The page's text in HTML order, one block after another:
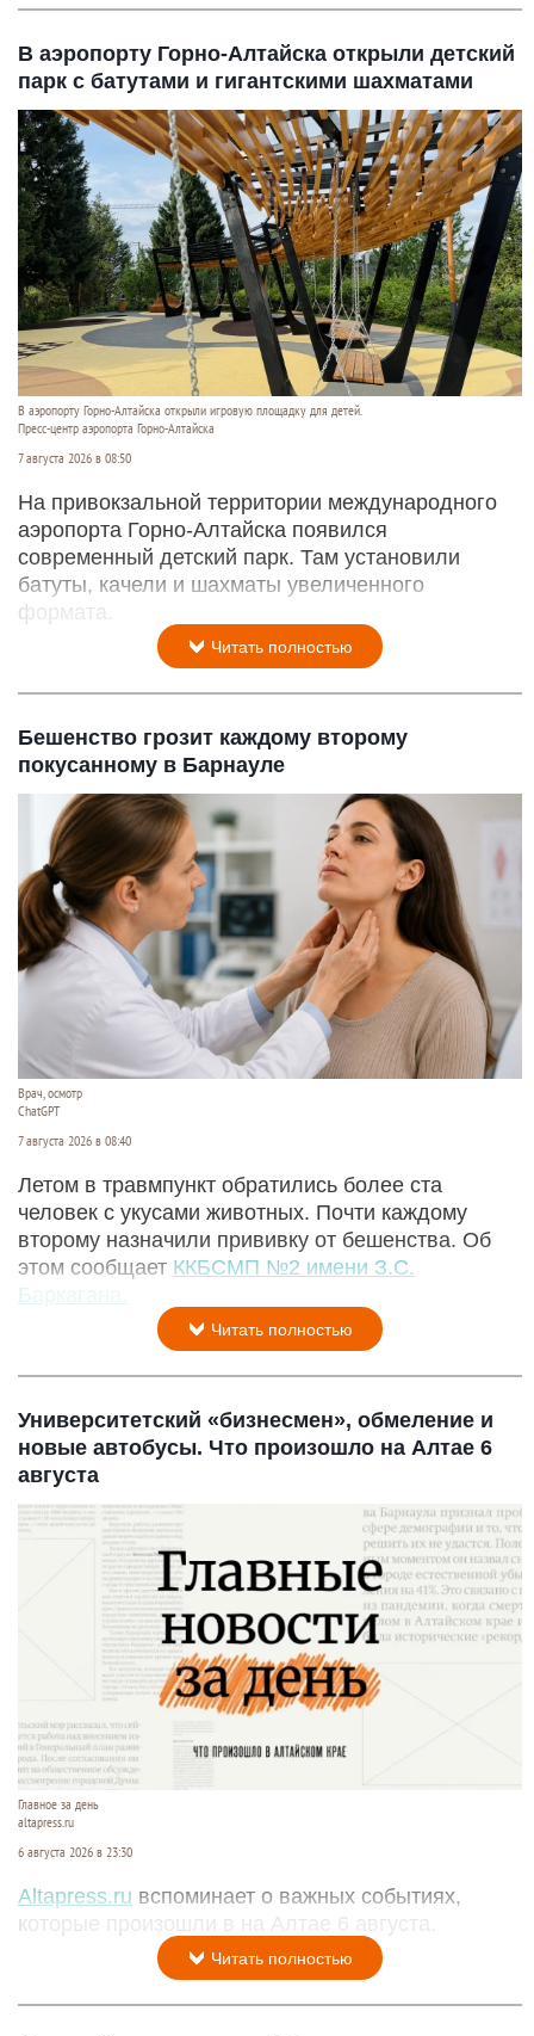
В аэропорту Горно-Алтайска открыли детский
парк с батутами и гигантскими шахматами
В аэропорту Горно-Алтайска открыли игровую площадку для детей.
Пресс-центр аэропорта Горно-Алтайска
7 августа 2026 в 08:50
На привокзальной территории международного
аэропорта Горно-Алтайска появился
современный детский парк. Там установили
батуты, качели и шахматы увеличенного
формата.
Читать полностью
Бешенство грозит каждому второму
покусанному в Барнауле
Врач, осмотр
ChatGPT
7 августа 2026 в 08:40
Летом в травмпункт обратились более ста
человек с укусами животных. Почти каждому
второму назначили прививку от бешенства. Об
этом сообщает ККБСМП №2 имени З.С.
Баркагана.
Читать полностью
Университетский «бизнесмен», обмеление и
новые автобусы. Что произошло на Алтае 6
августа
Главное за день
altapress.ru
6 августа 2026 в 23:30
Altapress.ru вспоминает о важных событиях,
которые произошли в на Алтае 6 августа.
Читать полностью